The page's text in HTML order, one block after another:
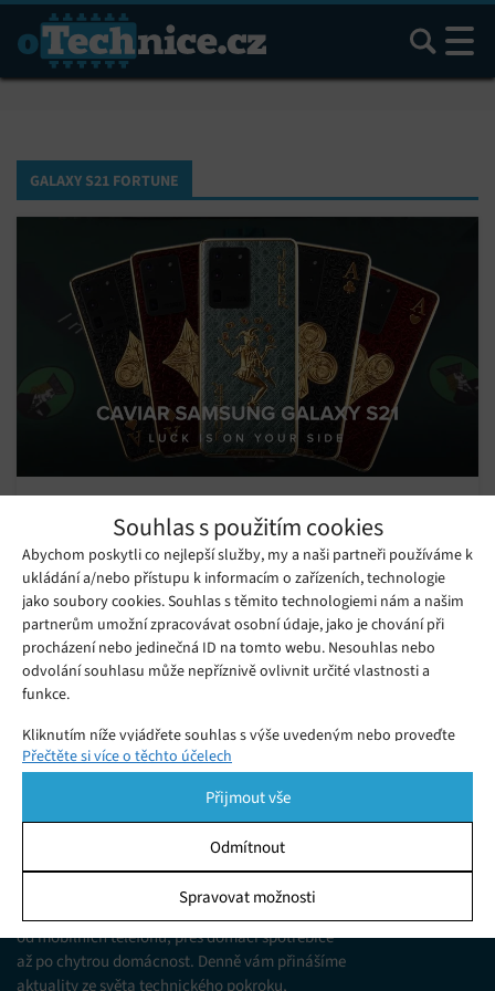
Souhlas s použitím cookies
Abychom poskytli co nejlepší služby, my a naši partneři používáme k
ukládání a/nebo přístupu k informacím o zařízeních, technologie
jako soubory cookies. Souhlas s těmito technologiemi nám a našim
partnerům umožní zpracovávat osobní údaje, jako je chování při
procházení nebo jedinečná ID na tomto webu. Nesouhlas nebo
odvolání souhlasu může nepříznivě ovlivnit určité vlastnosti a
funkce.
Kliknutím níže vyjádřete souhlas s výše uvedeným nebo proveďte
podrobnější rozhodnutí. Vaše volby budou použity pouze na tomto
pomocí přepínačů v Zásadách cookies nebo kliknutím na tlačítko
Spravovat souhlas ve spodní části obrazovky.
Ukládání a/nebo přístup k informacím v zařízení, Porozumění
publiku prostřednictvím statistik nebo kombinací údajů z
různých zdrojů.
Přečtěte si více o těchto účelech
Přijmout vše
Odmítnout
Spravovat možnosti
Hledat
GALAXY S21 FORTUNE
Galaxy S20 Ultra do ryzího zlata a
drahokamů, pořídíte jej zhruba za milion
korun
Sobota 07. 03. 2020 Samuel
Některým vlajkovým lodím mezi smartphony čas od času
dopřejí specializovaní výrobci luxusní kabátek ze zlata a
drahokamů.
Jsme web zajímající se o technologické novinky
od mobilních telefonů, přes domácí spotřebiče
až po chytrou domácnost. Denně vám přinášíme
aktuality ze světa technického pokroku,